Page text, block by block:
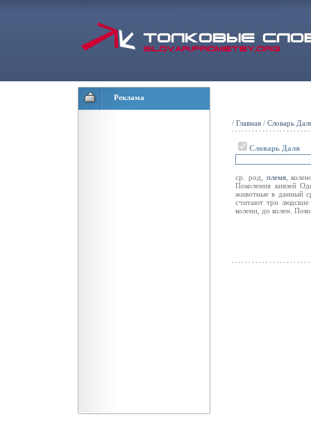
Реклама
/ Главная / Словарь
Словарь Даля
ср. род, племя,
Поколения князей
животные в данный
считают три
колени, до колен.